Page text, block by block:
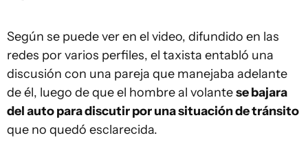
Según se puede ver en el video, difundido en las
redes por varios perfiles, el taxista entabló una
discusión con una pareja que manejaba adelante
de él, luego de que el hombre al volantese bajara
del auto para discutir por una situación de tránsito
que no quedó esclarecida.